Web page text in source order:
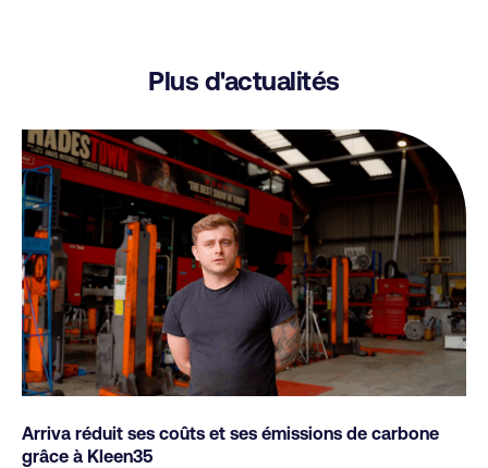
Plus d'actualités
Arriva réduit ses coûts et ses émissions de carbone
grâce à Kleen35